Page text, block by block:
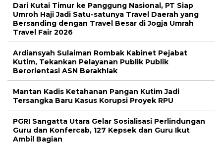
Dari Kutai Timur ke Panggung Nasional, PT Siap
Umroh Haji Jadi Satu-satunya Travel Daerah yang
Bersanding dengan Travel Besar di Jogja Umrah
Travel Fair 2026
Ardiansyah Sulaiman Rombak Kabinet Pejabat
Kutim, Tekankan Pelayanan Publik Publik
Berorientasi ASN Berakhlak
Mantan Kadis Ketahanan Pangan Kutim Jadi
Tersangka Baru Kasus Korupsi Proyek RPU
PGRI Sangatta Utara Gelar Sosialisasi Perlindungan
Guru dan Konfercab, 127 Kepsek dan Guru Ikut
Ambil Bagian